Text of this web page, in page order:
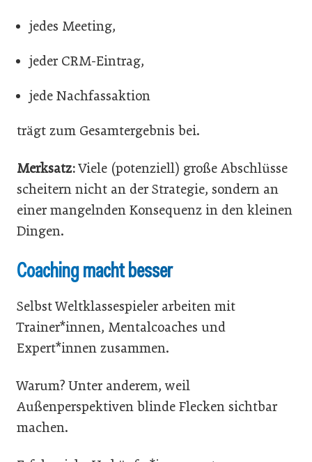
jedes Meeting,
jeder CRM-Eintrag,
jede Nachfassaktion
trägt zum Gesamtergebnis bei.
Merksatz:Viele (potenziell) große Abschlüsse
scheitern nicht an der Strategie, sondern an
einer mangelnden Konsequenz in den kleinen
Dingen.
Coaching macht besser
Selbst Weltklassespieler arbeiten mit
Trainer*innen, Mentalcoaches und
Expert*innen zusammen.
Warum? Unter anderem, weil
Außenperspektiven blinde Flecken sichtbar
machen.